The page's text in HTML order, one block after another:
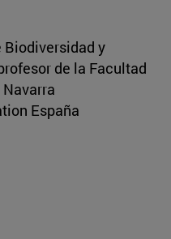
y
de la Facultad
España